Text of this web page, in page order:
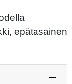
epätasainen